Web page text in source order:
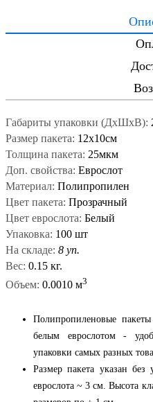
Габариты упаковки (ДxШxВ):
Размер пакета: 12x10см
Толщина пакета: 25мкм
Доп. свойства: Еврослот
Материал: Полипропилен
Цвет пакета: Прозрачный
Цвет еврослота: Белый
Упаковка: 100 шт
На складе: 8 уп.
Вес: 0.15 кг.
Объем: 0.0010 м3
Полипропиленовые
белым еврослотом -
упаковки самых разных
Размер пакета указан без
еврослота ~ 3 см. Высота